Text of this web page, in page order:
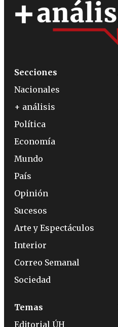
Secciones
Nacionales
+ análisis
Política
Economía
Mundo
País
Opinión
Sucesos
Arte y Espectáculos
Interior
Correo Semanal
Sociedad
Temas
Editorial ÚH